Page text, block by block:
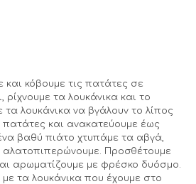
και κόβουμε τις πατάτες σε
ρίχνουμε τα λουκάνικα και το
λουκάνικα να βγάλουν το λίπος
πατάτες και ανακατεύουμε έως
βαθύ πιάτο χτυπάμε τα αβγά,
αλατοπιπερώνουμε. Προσθέτουμε
αρωματίζουμε με φρέσκο δυόσμο.
με τα λουκάνικα που έχουμε στο